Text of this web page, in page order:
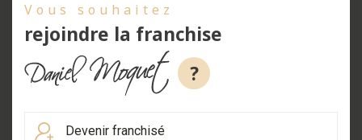
Vous souhaitez
rejoindre la franchise
?
Devenir franchisé